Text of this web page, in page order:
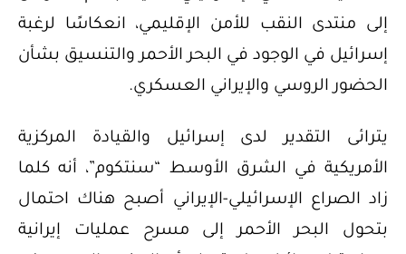
إلى منتدى النقب للأمن الإقليمي، انعكاسًا لرغبة
إسرائيل في الوجود في البحر الأحمر والتنسيق بشأن
الحضور الروسي والإيراني العسكري.
يترائى التقدير لدى إسرائيل والقيادة المركزية
الأمريكية في الشرق الأوسط “سنتكوم”، أنه كلما
زاد الصراع الإسرائيلي-الإيراني أصبح هناك احتمال
بتحول البحر الأحمر إلى مسرح عمليات إيرانية